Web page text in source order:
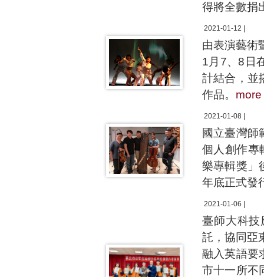
得將全數捐
2021-01-12 |
由表演藝術
1月7、8日
計結合，並
作品。 more
2021-01-08 |
國立臺灣師
個人創作專
樂專輯獎」
年底正式發
2021-01-06 |
臺師大科技
託，協同亞
融入英語要
市十一所不